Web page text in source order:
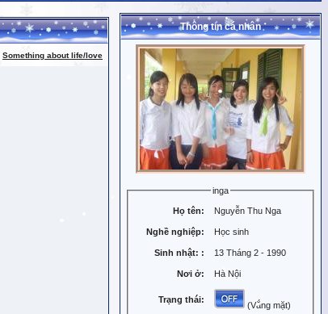
Something about life/love
Thông tin cá nhân
inga
Họ tên: Nguyễn Thu Nga
Nghề nghiệp: Học sinh
Sinh nhật: : 13 Tháng 2 - 1990
Nơi ở: Hà Nội
Trạng thái:
(Vắng mặt)